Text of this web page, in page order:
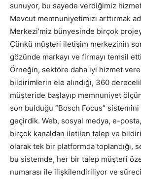
sunuyor, bu sayede verdiğimiz
Mevcut memnuniyetimizi arttırmak
Merkezi’miz bünyesinde birçok
Çünkü müşteri iletişim merkezinin son
gözünde markayı ve firmayı temsil
Örneğin, sektöre daha iyi hizmet
bildirimlerin ele alındığı, 360
müşteride başlayıp memnuniyet
son bulduğu “Bosch Focus” sistemini
geçirdik. Web, sosyal medya, e-
birçok kanaldan iletilen talep ve
olarak tek bir platformda toplandığı,
bu sistemde, her bir talep müşteri
numarası ile ilişkilendiriliyor ve